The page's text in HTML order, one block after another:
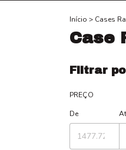
Início > Cases
Case
Filtrar
PREÇO
De